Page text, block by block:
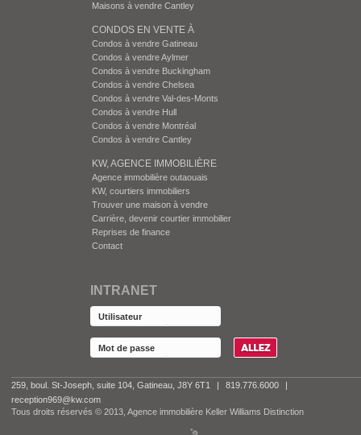
Maisons à vendre Cantley
CONDOS EN VENTE À
Condos à vendre Gatineau
Condos à vendre Aylmer
Condos à vendre Buckingham
Condos à vendre Chelsea
Condos à vendre Val-des-Monts
Condos à vendre Hull
Condos à vendre Montréal
Condos à vendre Cantley
KW, AGENCE IMMOBILIÈRE
Agence immobilière outaouais
KW, courtiers immobiliers
Trouver une maison à vendre
Carrière, devenir courtier immobilier
Reprises de finance
Contact
INTRANET
259, boul. St-Joseph, suite 104, Gatineau, J8Y 6T1 | 819.776.6000
|
reception969@kw.com
Tous droits réservés © 2013, Agence immobilière Keller Williams Distinction